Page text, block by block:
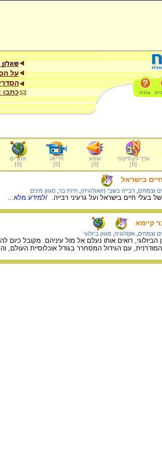
על
כתבו
ערך לקסיקוני
[
0
]
שמע
[
0
]
וידיאו
[
0
]
אתרים
[
0
]
בישראל
וצמחים רבייה בשבי (זואולוגיה) חיות בר מגוון מינים
בעלי חיים בישראל ועל גרעיני רבייה. /למידע מלא...
קיימא
וצמחים אקולוגיה מגוון ביולוגי
עם הגידול המסחרר בגודל אוכלוסיית העולם,